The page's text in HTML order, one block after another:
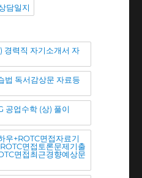
담일지
경력직 자기소개서 자
법 독서감상문 자료등
공업수학 (상) 풀이
우+ROTC면접자료기
면접토론문제기출
면접최근경향예상문